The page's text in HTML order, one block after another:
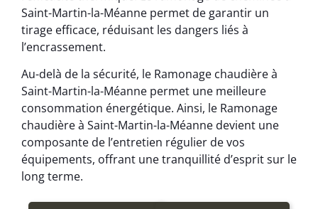
Saint-Martin-la-Méanne permet de garantir un
tirage efficace, réduisant les dangers liés à
l’encrassement.
Au-delà de la sécurité, le Ramonage chaudière à
Saint-Martin-la-Méanne permet une meilleure
consommation énergétique. Ainsi, le Ramonage
chaudière à Saint-Martin-la-Méanne devient une
composante de l’entretien régulier de vos
équipements, offrant une tranquillité d’esprit sur le
long terme.